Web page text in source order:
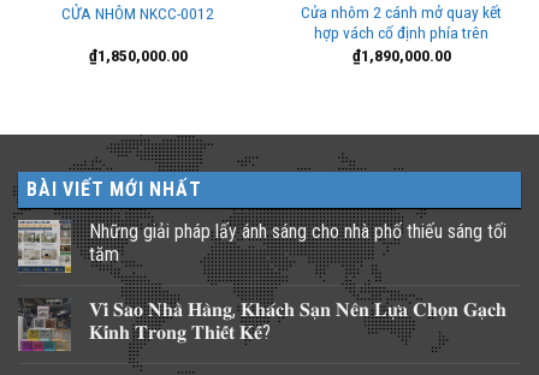
CỬA NHÔM NKCC-0012
₫1,850,000.00
Cửa nhôm 2 cánh mở quay kết
hợp vách cố định phía trên
₫1,890,000.00
BÀI VIẾT MỚI NHẤT
Những giải pháp lấy ánh sáng cho nhà phố thiếu sáng tối
tăm
Không
bình
luận
ở
𝐕𝐢̀ 𝐒𝐚𝐨 𝐍𝐡𝐚̀ 𝐇𝐚̀𝐧𝐠, 𝐊𝐡𝐚́𝐜𝐡 𝐒𝐚̣𝐧 𝐍𝐞̂𝐧 𝐋𝐮̛̣𝐚 𝐂𝐡𝐨̣𝐧 𝐆𝐚̣𝐜𝐡
𝐊𝐢́𝐧𝐡 𝐓𝐫𝐨𝐧𝐠 𝐓𝐡𝐢𝐞̂́𝐭 𝐊𝐞̂́?